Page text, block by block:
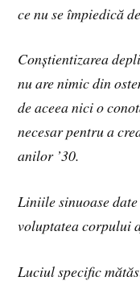
ce nu se împiedică
Conștientizarea
nu are nimic din
de aceea nici o
necesar pentru a
anilor ’30.
Liniile sinuoase
voluptatea corpului
Luciul specific